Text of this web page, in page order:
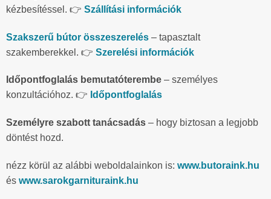
kézbesítéssel. 👉 Szállítási információk
Szakszerű bútor összeszerelés – tapasztalt
szakemberekkel. 👉 Szerelési információk
Időpontfoglalás bemutatóterembe – személyes
konzultációhoz. 👉 Időpontfoglalás
Személyre szabott tanácsadás – hogy biztosan a legjobb
döntést hozd.
nézz körül az alábbi weboldalainkon is: www.butoraink.hu
és www.sarokgarnituraink.hu